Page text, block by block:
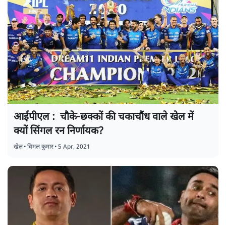
आईपीएल : चौके-छक्कों की चकाचौंध वाले खेल में
क्यों सिंगल रन निर्णायक?
खेल•विमल कुमार•5 Apr, 2021